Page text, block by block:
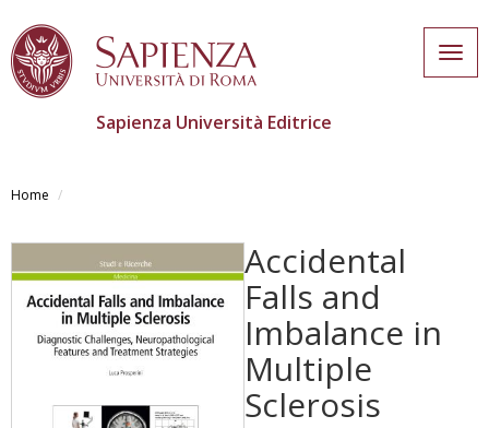
main
Sapienza Università Editrice
Home
Accidental
Falls and
Imbalance in
Multiple
Sclerosis